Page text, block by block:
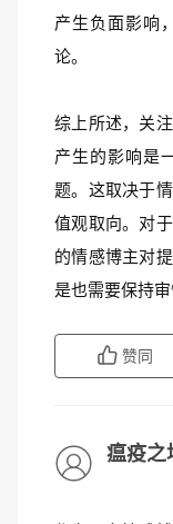
产生负面影响
论。
综上所述，关
产生的影响是
题。这取决于
值观取向。对
的情感博主对
是也需要保持审
赞同
瘟疫之